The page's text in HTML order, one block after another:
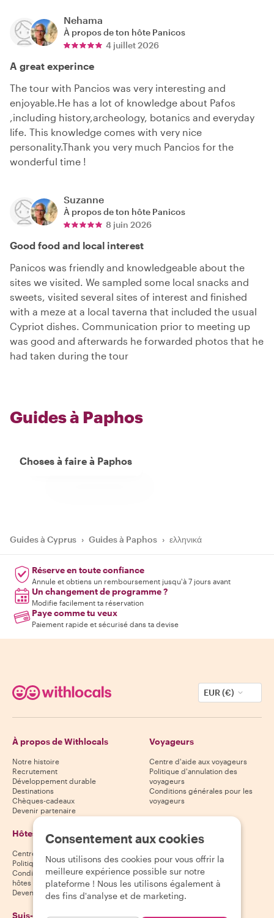
Nehama
À propos de ton hôte Panicos
4 juillet 2026
A great experince
The tour with Pancios was very interesting and
enjoyable.He has a lot of knowledge about Pafos
,including history,archeology, botanics and everyday
life. This knowledge comes with very nice
personality.Thank you very much Pancios for the
wonderful time !
Suzanne
À propos de ton hôte Panicos
8 juin 2026
Good food and local interest
Panicos was friendly and knowledgeable about the
sites we visited. We sampled some local snacks and
sweets, visited several sites of interest and finished
with a meze at a local taverna that included the usual
Cypriot dishes. Communication prior to meeting up
was good and afterwards he forwarded photos that he
had taken during the tour
Guides à Paphos
Choses à faire à Paphos
Guides à Cyprus › Guides à Paphos › ελληνικά
Réserve en toute confiance
Annule et obtiens un remboursement jusqu'à 7 jours avant
Un changement de programme ?
Modifie facilement ta réservation
Paye comme tu veux
Paiement rapide et sécurisé dans ta devise
EUR (€)
À propos de Withlocals
Notre histoire
Recrutement
Développement durable
Destinations
Chèques-cadeaux
Devenir partenaire
Voyageurs
Centre d'aide aux voyageurs
Politique d'annulation des
voyageurs
Conditions générales pour les
voyageurs
Hôtes
Centre d'aide aux hôtes
Politique d'annulation des hôtes
Conditions générales pour les
hôtes
Devenir hôte
Télécharge notre
application
App Store
Google Play Store
Suis-nous Nous acceptons
Consentement aux cookies
Nous utilisons des cookies pour vous offrir la
meilleure expérience possible sur notre
plateforme ! Nous les utilisons également à
des fins d'analyse et de marketing.